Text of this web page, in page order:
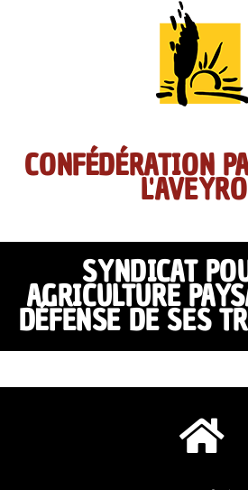
CONFÉDÉRATION
SYNDICAT
AGRICULTURE
DÉFENSE DE SES